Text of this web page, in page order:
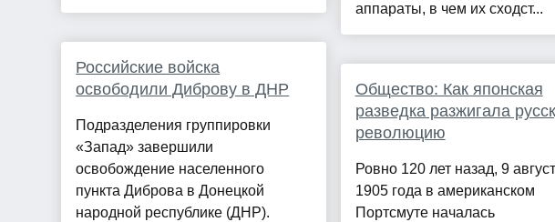
Российские войска
освободили Диброву в ДНР
Подразделения группировки
«Запад» завершили
освобождение населенного
пункта Диброва в Донецкой
народной республике (ДНР).
аппараты, в чем их сходст...
Общество: Как японская
разведка разжигала
революцию
Ровно 120 лет назад, 9
1905 года в американском
Портсмуте началась